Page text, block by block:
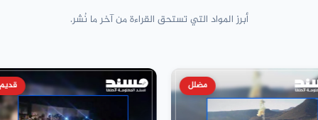
أبرز المواد التي تستحق القراءة من آخر ما نُشر.
قديم قديم